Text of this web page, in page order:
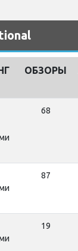
ОБЗОРЫ
68
87
19